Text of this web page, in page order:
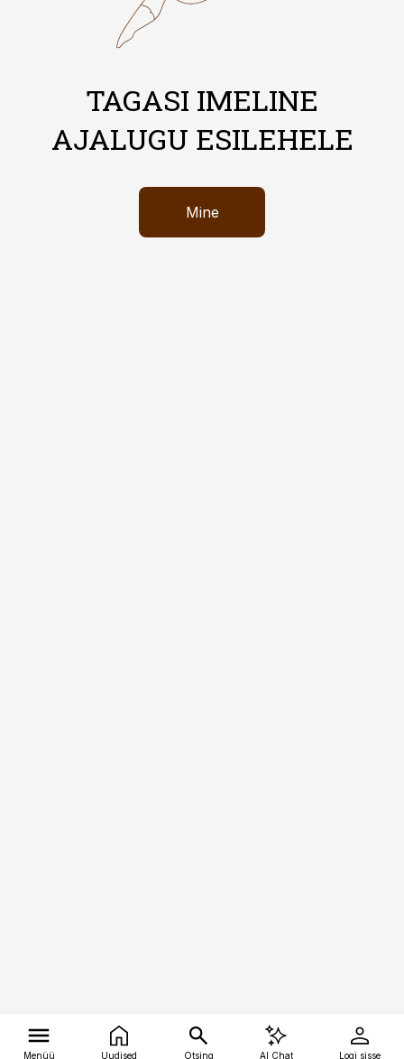
TAGASI IMELINE
AJALUGU ESILEHELE
Mine
Menüü Uudised Otsing AI Chat Logi sisse